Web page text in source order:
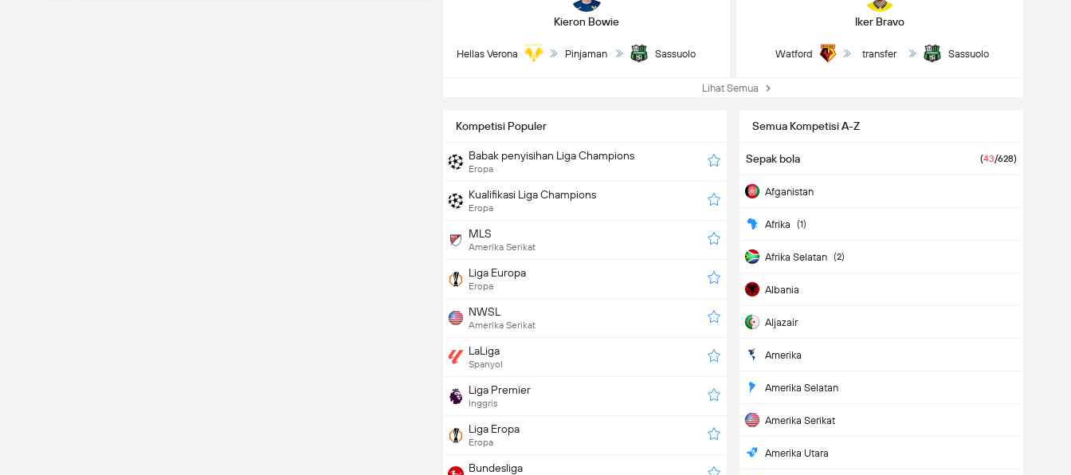
Kieron Bowie
Hellas Verona Pinjaman Sassuolo
Iker Bravo
Watford transfer Sassuolo
Lihat Semua
Kompetisi Populer
Babak penyisihan Liga Champions
Eropa
Kualifikasi Liga Champions
Eropa
MLS
Amerika Serikat
Liga Europa
Eropa
NWSL
Amerika Serikat
LaLiga
Spanyol
Liga Premier
Inggris
Liga Eropa
Eropa
Bundesliga
Semua Kompetisi A-Z
Sepak bola (43/628)
Afganistan
Afrika (1)
Afrika Selatan (2)
Albania
Aljazair
Amerika
Amerika Selatan
Amerika Serikat
Amerika Utara